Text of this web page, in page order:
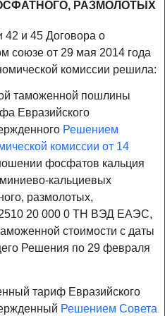
РАЗМОЛОТЫХ
42 и 45 Договора о
союзе от 29 мая 2014 года
комиссии решила:
таможенной пошлины
Евразийского
Решением
комиссии от 14
фосфатов кальция
кальциевых
размолотых,
20 000 0 ТН ВЭД ЕАЭС,
стоимости с даты
Решения по 29 февраля
тариф Евразийского
Решением Совета